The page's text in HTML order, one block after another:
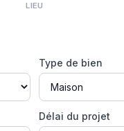
LIEU
Type de bien
Délai du projet